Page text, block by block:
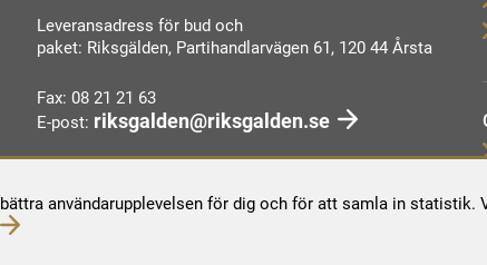
användarupplevelsen för dig och för att samla in statistik.
Leveransadress för bud och
paket: Riksgälden, Partihandlarvägen 61, 120 44 Årsta
Fax: 08 21 21 63
E-post: riksgalden@riksgalden.se